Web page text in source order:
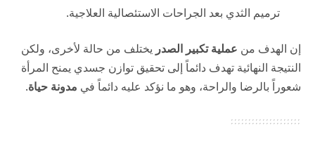
ترميم الثدي بعد الجراحات الاستئصالية العلاجية.
إن الهدف من عملية تكبير الصدر يختلف من حالة لأخرى، ولكن
النتيجة النهائية تهدف دائماً إلى تحقيق توازن جسدي يمنح المرأة
شعوراً بالرضا والراحة، وهو ما نؤكد عليه دائماً في مدونة حياة.